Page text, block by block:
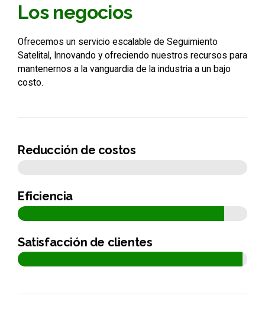
Los negocios
Ofrecemos un servicio escalable de Seguimiento
Satelital, Innovando y ofreciendo nuestros recursos para
mantenernos a la vanguardia de la industria a un bajo
costo.
Reducción de costos
Eficiencia
Satisfacción de clientes